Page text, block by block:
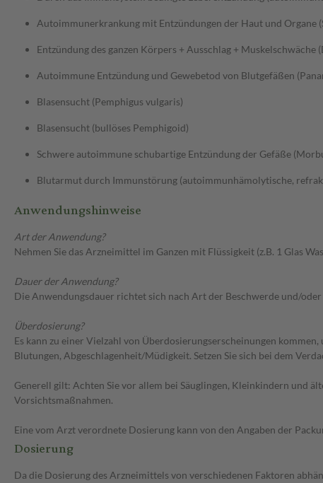
Autoimmunerkrankung mit Entzündungen der Haut und Organe
Entzündung des ganzen Körpers + Ausschlag + Muskelschwäche
Autoimmune Entzündung und Gewebetod von Blutgefäßen
Blasensucht (Pemphigus vulgaris)
Blasensucht (bullöses Pemphigoid)
Schwere autoimmune schubartige Entzündung der Gefäße
Blutarmut durch Immunstörung (autoimmunhämolytische,
Anwendungshinweise
Art der Anwendung?
Nehmen Sie das Arzneimittel im Ganzen mit Flüssigkeit (z.B. 1 Glas
Dauer der Anwendung?
Die Anwendungsdauer richtet sich nach Art der Beschwerde und/
Überdosierung?
Es kann zu einer Vielzahl von Überdosierungserscheinungen
Blutungen, Abgeschlagenheit/Müdigkeit. Setzen Sie sich bei dem
Generell gilt: Achten Sie vor allem bei Säuglingen, Kleinkindern und
Vorsichtsmaßnahmen.
Eine vom Arzt verordnete Dosierung kann von den Angaben der
Dosierung
Da die Dosierung des Arzneimittels von verschiedenen Faktoren